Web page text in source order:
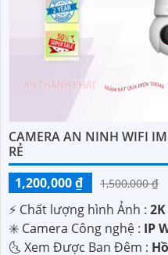
CAMERA AN NINH WIFI
RẺ
1,200,000 ₫
1,500,000 ₫
️⚡ Chất lượng hình Ảnh :
✳️ Camera Công nghệ : IP
🌜 Xem Được Ban Đêm :